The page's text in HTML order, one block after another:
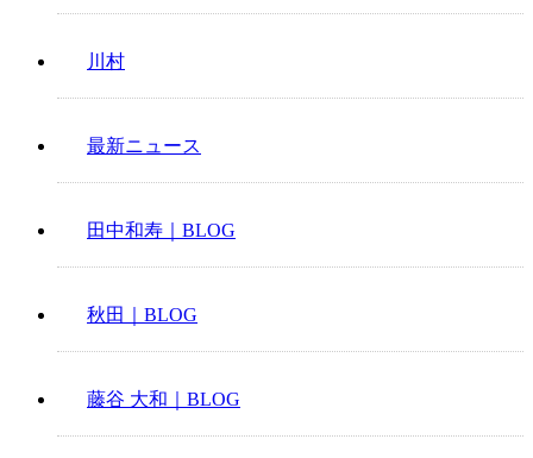
川村
最新ニュース
田中和寿｜BLOG
秋田｜BLOG
藤谷 大和｜BLOG